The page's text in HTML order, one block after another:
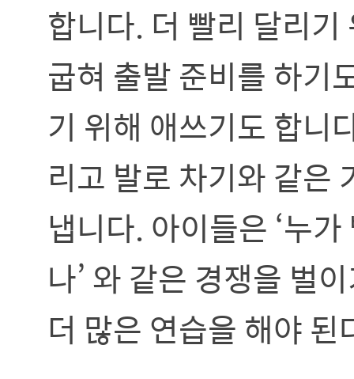
합니다. 더 빨리 달리
굽혀 출발 준비를 하기
기 위해 애쓰기도 합니
리고 발로 차기와 같은
냅니다. 아이들은 ‘누
나’ 와 같은 경쟁을 벌
더 많은 연습을 해야